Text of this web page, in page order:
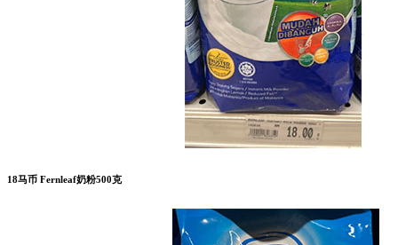
18马币 Fernleaf奶粉500克